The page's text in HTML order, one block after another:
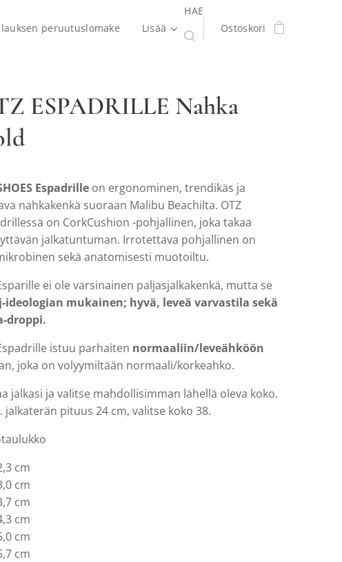
peruutuslomake Lisää
HAE
Ostoskori
ESPADRILLE Nahka
Espadrille on ergonominen, trendikäs ja
nahkakenkä suoraan Malibu Beachilta. OTZ
on CorkCushion -pohjallinen, joka takaa
jalkatuntuman. Irrotettava pohjallinen on
sekä anatomisesti muotoiltu.
ei ole varsinainen paljasjalkakenkä, mutta se
ideologian mukainen; hyvä, leveä varvastila sekä
droppi.
istuu parhaiten normaaliin/leveähköön
joka on volyymiltään normaali/korkeahko.
jalkasi ja valitse mahdollisimman lähellä oleva koko.
jalkaterän pituus 24 cm, valitse koko 38.
cm
cm
cm
cm
cm
cm